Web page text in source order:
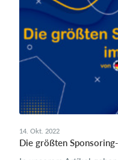
14. Okt. 2022
Die größten